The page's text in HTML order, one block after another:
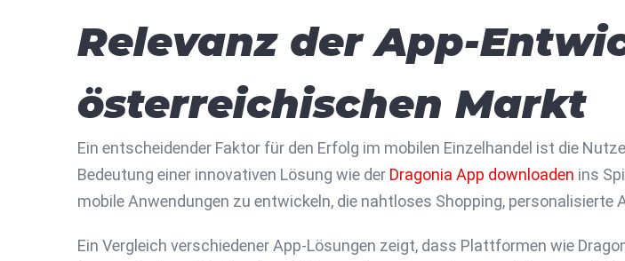
Relevanz der App-
österreichischen Markt
Ein entscheidender Faktor für den Erfolg im mobilen Einzelhandel ist die
Bedeutung einer innovativen Lösung wie der Dragonia App downloaden ins
mobile Anwendungen zu entwickeln, die nahtloses Shopping,
Ein Vergleich verschiedener App-Lösungen zeigt, dass Plattformen wie